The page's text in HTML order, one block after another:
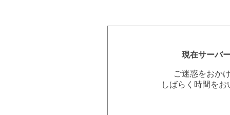
現在サーバ
ご迷惑をおか
しばらく時間を